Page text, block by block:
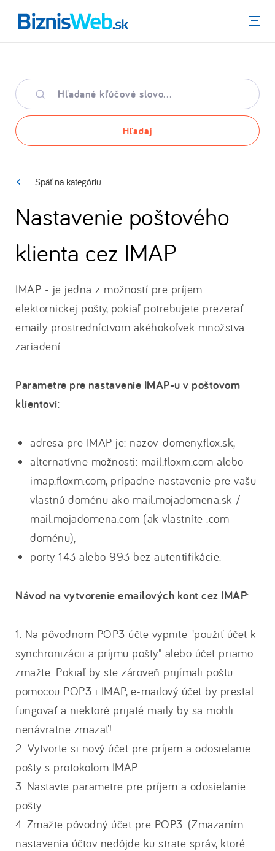
Menu
Hľadané
kľúčové
slovo
Hľadaj
Späť na kategóriu
Nastavenie poštového
klienta cez IMAP
IMAP - je jedna z možností pre príjem
elektornickej pošty, pokiaľ potrebujete prezerať
emaily prostredníctvom akéhokoľvek množstva
zariadení.
Parametre pre nastavenie IMAP-u v poštovom
klientovi:
adresa pre IMAP je: nazov-domeny.flox.sk,
alternatívne možnosti: mail.floxm.com alebo
imap.floxm.com, prípadne nastavenie pre vašu
vlastnú doménu ako mail.mojadomena.sk /
mail.mojadomena.com (ak vlastníte .com
doménu),
porty 143 alebo 993 bez autentifikácie.
Návod na vytvorenie emailových kont cez IMAP:
1. Na pôvodnom POP3 účte vypnite "použiť účet k
synchronizácii a príjmu pošty" alebo účet priamo
zmažte. Pokiaľ by ste zároveň prijímali poštu
pomocou POP3 i IMAP, e-mailový účet by prestal
fungovať a niektoré prijaté maily by sa mohli
nenávratne zmazať!
2. Vytvorte si nový účet pre príjem a odosielanie
pošty s protokolom IMAP.
3. Nastavte parametre pre príjem a odosielanie
pošty.
4. Zmažte pôvodný účet pre POP3. (Zmazaním
nastavenia účtov nedôjde ku strate správ, ktoré